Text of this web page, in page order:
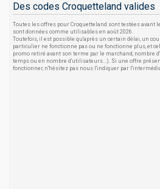
Des codes Croquetteland valides
Toutes les offres pour Croquetteland sont testées avant
sont données comme utilisables en août 2026.
Toutefois, il est possible qu'après un certain délai, un
particulier ne fonctionne pas ou ne fonctionne plus, et
promo retiré avant son terme par le marchand, nombre
temps ou en nombre d'utilisateurs...). Si une offre
fonctionner, n'hésitez pas nous l'indiquer par